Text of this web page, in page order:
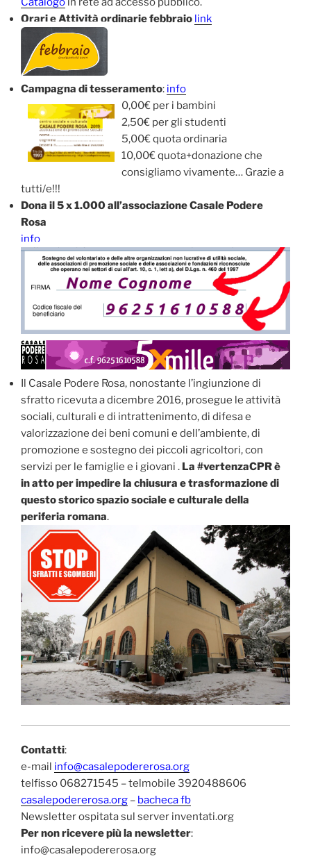
Orari e Attività ordinarie febbraio link
Campagna di tesseramento: info
0,00€ per i bambini
2,50€ per gli studenti
5,00€ quota ordinaria
10,00€ quota+donazione che
consigliamo vivamente… Grazie a
tutti/e!!!
Dona il 5 x 1.000 all’associazione Casale Podere
Rosa
info
Il Casale Podere Rosa, nonostante l’ingiunzione di
sfratto ricevuta a dicembre 2016, prosegue le attività
sociali, culturali e di intrattenimento, di difesa e
valorizzazione dei beni comuni e dell’ambiente, di
promozione e sostegno dei piccoli agricoltori, con
servizi per le famiglie e i giovani . La #vertenzaCPR è
in atto per impedire la chiusura e trasformazione di
questo storico spazio sociale e culturale della
periferia romana.
Contatti:
e-mail info@casalepodererosa.org
telfisso 068271545 – telmobile 3920488606
casalepodererosa.org – bacheca fb
Newsletter ospitata sul server inventati.org
Per non ricevere più la newsletter:
info@casalepodererosa.org